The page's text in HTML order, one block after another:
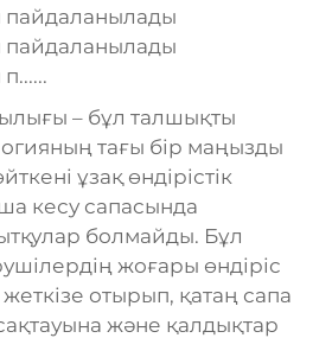
– бұл талшықты
тағы бір маңызды
ұзақ өндірістік
кесу сапасында
болмайды. Бұл
жоғары өндіріс
отырып, қатаң сапа
және қалдықтар